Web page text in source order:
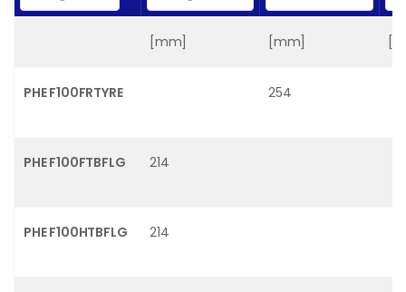
[mm] [mm]
PHE F100FRTYRE 254
PHE F100FTBFLG 214
PHE F100HTBFLG 214